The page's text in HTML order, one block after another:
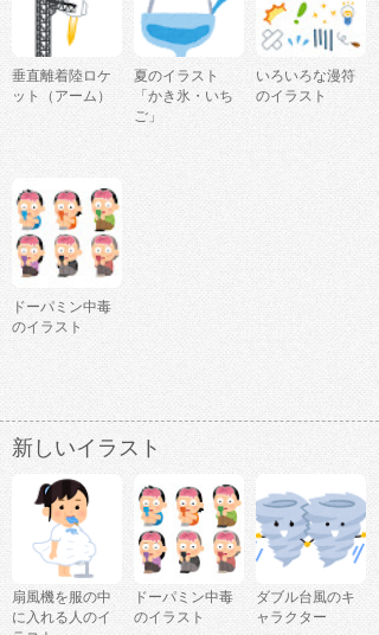
垂直離着陸ロケ
ット（アーム）
夏のイラスト
「かき氷・いち
ご」
いろいろな漫符
のイラスト
ドーパミン中毒
のイラスト
新しいイラスト
扇風機を服の中
に入れる人のイ
ドーパミン中毒
のイラスト
ダブル台風のキ
ャラクター